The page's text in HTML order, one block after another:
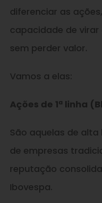
diferenciar as
capacidade de virar
sem perder valor.
Vamos a elas:
Ações de 1ª linha
São aquelas de
de empresas
reputação
Ibovespa.